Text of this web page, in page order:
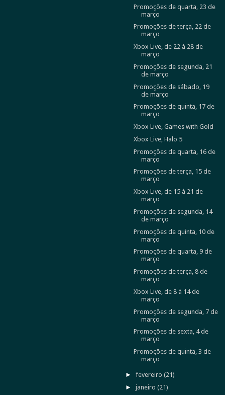
Promoções de quarta, 23 de
março
Promoções de terça, 22 de
março
Xbox Live, de 22 à 28 de
março
Promoções de segunda, 21
de março
Promoções de sábado, 19
de março
Promoções de quinta, 17 de
março
Xbox Live, Games with Gold
Xbox Live, Halo 5
Promoções de quarta, 16 de
março
Promoções de terça, 15 de
março
Xbox Live, de 15 à 21 de
março
Promoções de segunda, 14
de março
Promoções de quinta, 10 de
março
Promoções de quarta, 9 de
março
Promoções de terça, 8 de
março
Xbox Live, de 8 à 14 de
março
Promoções de segunda, 7 de
março
Promoções de sexta, 4 de
março
Promoções de quinta, 3 de
março
►fevereiro(21)
►janeiro(21)